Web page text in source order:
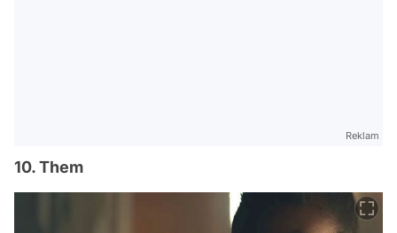
Reklam
10. Them